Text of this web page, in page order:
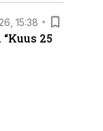
15:38
25